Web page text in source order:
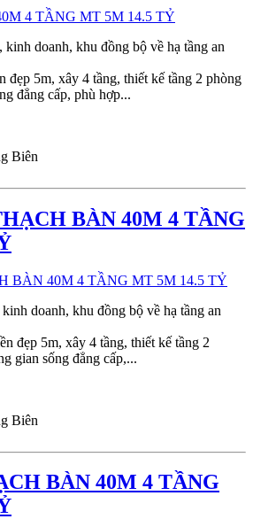
doanh, khu đồng bộ về hạ tầng an
đẹp 5m, xây 4 tầng, thiết kế tầng 2 phòng
đẳng cấp, phù hợp...
Biên
BÀN 40M 4 TẦNG
doanh, khu đồng bộ về hạ tầng an
đẹp 5m, xây 4 tầng, thiết kế tầng 2
gian sống đẳng cấp,...
Biên
BÀN 40M 4 TẦNG